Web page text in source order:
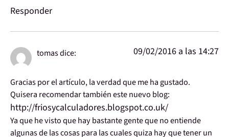
Responder
tomasdice: 09/02/2016 a las 14:27
Gracias por el artículo, la verdad que me ha gustado.
Quisera recomendar también este nuevo blog:
http://friosycalculadores.blogspot.co.uk/
Ya que he visto que hay bastante gente que no entiende
algunas de las cosas para las cuales quiza hay que tener un